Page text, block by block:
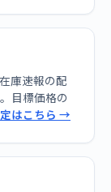
庫速報の配
目標価格の
はこちら →